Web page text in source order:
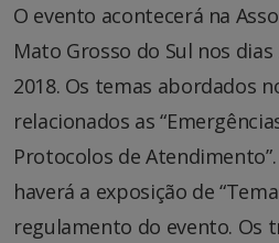
O evento acontecerá na
Mato Grosso do Sul nos
2018. Os temas abordados
relacionados as
Protocolos de
haverá a exposição de
regulamento do evento. Os